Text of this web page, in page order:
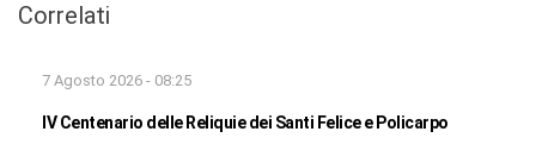
Correlati
7 Agosto 2026 - 08:25
IV Centenario delle Reliquie dei Santi Felice e Policarpo